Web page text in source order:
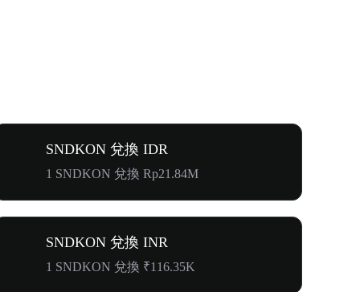
SNDKON 兌換 IDR
1 SNDKON 兌換 Rp21.84M
SNDKON 兌換 INR
1 SNDKON 兌換 ₹116.35K